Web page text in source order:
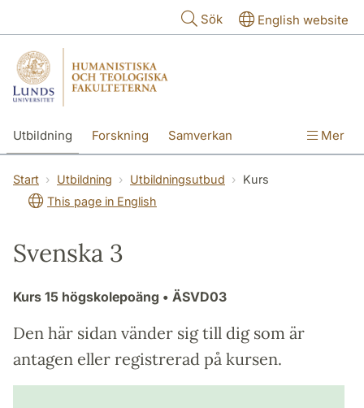
Sök English website
Utbildning Forskning Samverkan Mer
Start Utbildning Utbildningsutbud
Kurs
This page in English
Svenska 3
Kurs 15 högskolepoäng • ÄSVD03
Den här sidan vänder sig till dig som är
antagen eller registrerad på kursen.